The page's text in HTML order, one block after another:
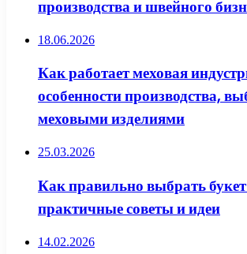
производства и швейного
18.06.2026
Как работает меховая
особенности производства,
меховыми изделиями
25.03.2026
Как правильно выбрать
практичные советы и идеи
14.02.2026